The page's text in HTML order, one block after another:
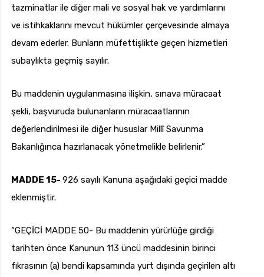
tazminatlar ile diğer mali ve sosyal hak ve yardımlarını
ve istihkaklarını mevcut hükümler çerçevesinde almaya
devam ederler. Bunların müfettişlikte geçen hizmetleri
subaylıkta geçmiş sayılır.
Bu maddenin uygulanmasına ilişkin, sınava müracaat
şekli, başvuruda bulunanların müracaatlarının
değerlendirilmesi ile diğer hususlar Millî Savunma
Bakanlığınca hazırlanacak yönetmelikle belirlenir.”
MADDE 15- 926 sayılı Kanuna aşağıdaki geçici madde
eklenmiştir.
“GEÇİCİ MADDE 50- Bu maddenin yürürlüğe girdiği
tarihten önce Kanunun 113 üncü maddesinin birinci
fıkrasının (a) bendi kapsamında yurt dışında geçirilen altı